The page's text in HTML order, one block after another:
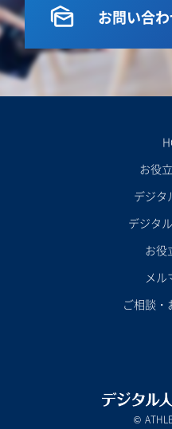
mark_as_unread お問い合
お役
デジタ
デジタ
お役
メル
ご相談・
©